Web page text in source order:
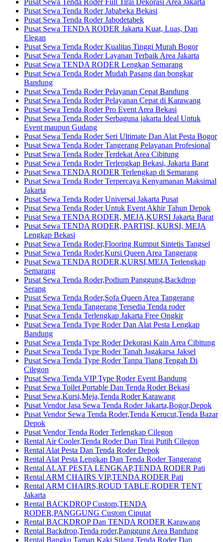
Pusat Sewa Tenda Roder Full Tirai Dekorasi Area Jakarta
Pusat Sewa Tenda Roder Jababeka Bekasi
Pusat Sewa Tenda Roder Jabodetabek
Pusat Sewa TENDA RODER Jakarta Kuat, Luas, Dan
Elegan
Pusat Sewa Tenda Roder Kualitas Tinggi Murah Bogor
Pusat Sewa Tenda Roder Layanan Terbaik Area Jakarta
Pusat Sewa TENDA RODER Lengkap Semarang
Pusat Sewa Tenda Roder Mudah Pasang dan bongkar
Bandung
Pusat Sewa Tenda Roder Pelayanan Cepat Bandung
Pusat Sewa Tenda Roder Pelayanan Cepat di Karawang
Pusat Sewa Tenda Roder Pro Event Area Bekasi
Pusat Sewa Tenda Roder Serbaguna jakarta Ideal Untuk
Event maupun Gudang
Pusat Sewa Tenda Roder Seri Ultimate Dan Alat Pesta Bogor
Pusat Sewa Tenda Roder Tangerang Pelayanan Profesional
Pusat Sewa Tenda Roder Terdekat Area Cibitung
Pusat Sewa Tenda Roder Terlengkap Bekasi, Jakarta Barat
Pusat Sewa TENDA RODER Terlengkap di Semarang
Pusat Sewa Tenda Roder Terpercaya Kenyamanan Maksimal
Jakarta
Pusat Sewa Tenda Roder Universal Jakarta Pusat
Pusat Sewa Tenda Roder Untuk Event Akhir Tahun Depok
Pusat Sewa TENDA RODER, MEJA,KURSI Jakarta Barat
Pusat Sewa TENDA RODER, PARTISI, KURSI, MEJA
Lengkap Bekasi
Pusat Sewa Tenda Roder,Flooring Rumput Sintetis Tangsel
Pusat Sewa Tenda Roder,Kursi Queen Area Tangerang
Pusat Sewa TENDA RODER,KURSI,MEJA Terlengkap
Semarang
Pusat Sewa Tenda Roder,Podium Panggung,Backdrop
Serang
Pusat Sewa Tenda Roder,Sofa Queen Area Tangerang
Pusat Sewa Tenda Tangerang Tersedia Tenda roder
Pusat Sewa Tenda Terlengkap Jakarta Free Ongkir
Pusat Sewa Tenda Type Roder Dan Alat Pesta Lengkap
Bandung
Pusat Sewa Tenda Type Roder Dekorasi Kain Area Cibitung
Pusat Sewa Tenda Type Roder Tanah Jagakarsa Jaksel
Pusat Sewa Tenda Type Roder Tanpa Tiang Tengah Di
Cilegon
Pusat Sewa Tenda VIP Type Roder Event Bandung
Pusat Sewa Toilet Portable Dan Tenda Roder Bekasi
Pusat Sewa,Kursi,Meja,Tenda Roder Karawang
Pusat Vendor Jasa Sewa Tenda Roder Jakarta,Bogor,Depok
Pusat Vendor Sewa Tenda Roder,Tenda Kerucut,Tenda Bazar
Depok
Pusat Vendor Tenda Roder Terlengkap Cilegon
Rental Air Cooler,Tenda Roder Dan Tirai Putih Cilegon
Rental Alat Pesta Dan Tenda Roder Depok
Rental Alat Pesta Lengkap Dan Tenda Roder Tangerang
Rental ALAT PESTA LENGKAP,TENDA RODER Pati
Rental ARM CHAIRS VIP,TENDA RODER Pati
Rental ARM CHAIRS,ROUD TABLE,RODER TENT
Jakarta
Rental BACKDROP Custom,TENDA
RODER,PANGGUNG Custom Ciputat
Rental BACKDROP Dan TENDA RODER Karawang
Rental Backdrop,Tenda roder,Panggung Area Bandung
Rental Bangku Taman Kaki Silang,Tenda Roder Dan